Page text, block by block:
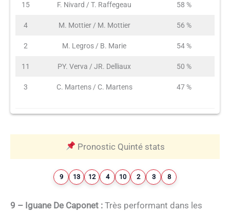
15 F. Nivard / T. Raffegeau 58 %
4 M. Mottier / M. Mottier 56 %
2 M. Legros / B. Marie 54 %
11 PY. Verva / JR. Delliaux 50 %
3 C. Martens / C. Martens 47 %
Pronostic Quinté stats
9 13 12 4 10 2 3 8
9 – Iguane De Caponet : Très performant dans les